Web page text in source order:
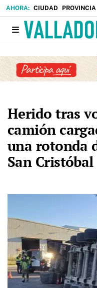
CIUDAD PROVINCIA
Herido tras
camión
una rotonda
San Cristóbal